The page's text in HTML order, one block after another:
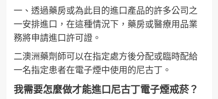
一、透過藥房或為此目的進口產品的許多公司之
一安排進口，在這種情況下，藥房或醫療用品業
務將申請進口許可證。
二澳洲藥劑師可以在指定處方後分配或臨時配給
一名指定患者在電子煙中使用的尼古丁。
我需要怎麼做才能進口尼古丁電子煙戒菸？